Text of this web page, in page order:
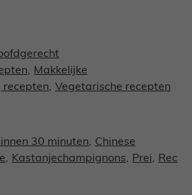
, Makkelijke
recepten, Vegetarische recepten
30 minuten, Chinese
, Kastanjechampignons, Prei, Rec